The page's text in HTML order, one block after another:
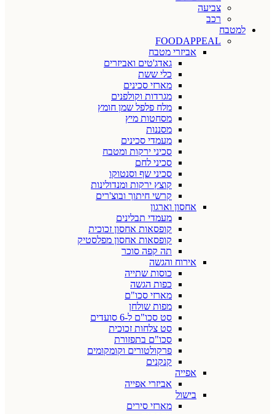
צביעה
רכב
למטבח
FOODAPPEAL
אביזרי מטבח
גאדג'טים ואביזרים
כלי ששת
מארזי סכינים
מגרדות וקולפנים
מלח פלפל שמן חומץ
מסחטות מיץ
מסננות
מעמדי סכינים
סכיני ירקות ומטבח
סכיני לחם
סכיני שף וסנטוקו
קוצץ ירקות ומנדולינות
קרשי חיתוך ובוצ'רים
אחסון וארגון
מעמדי תבלינים
קופסאות אחסון זכוכית
קופסאות אחסון מפלסטיק
תה קפה סוכר
אירוח והגשה
כוסות שתייה
כפות הגשה
מארזי סכו"ם
מפות שולחן
סט סכו"ם ל-6 סועדים
סט צלחות זכוכית
סכו"ם בתפזורת
פרקולטורים וקומקומים
קנקנים
אפייה
אביזרי אפייה
בישול
מארזי סירים